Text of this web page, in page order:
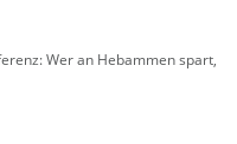
Wer an Heb­am­men spart,